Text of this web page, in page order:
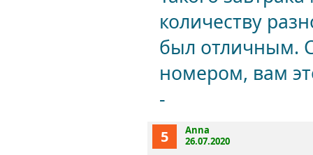
количеству
был отличным.
номером, вам
-
5
Anna
26.07.2020